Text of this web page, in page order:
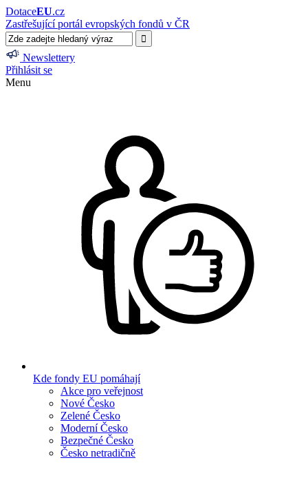
DotaceEU.cz
Zastřešující portál evropských fondů v ČR
Newslettery
Přihlásit se
Menu
Kde fondy EU pomáhají
Akce pro veřejnost
Nové Česko
Zelené Česko
Moderní Česko
Bezpečné Česko
Česko netradičně